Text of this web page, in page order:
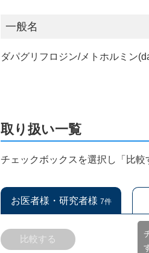
一般名
ダパグリフロジン/メトホルミン
取り扱い一覧
チェックボックスを選択し「比
お医者様・研究者様 7件
比較する